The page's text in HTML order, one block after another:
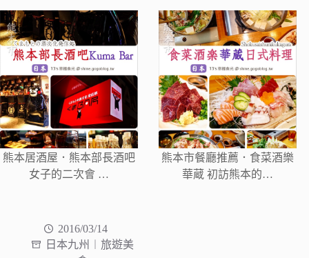
熊本居酒屋．熊本部長酒吧
女子的二次會 …
熊本市餐廳推薦．食菜酒樂
華蔵 初訪熊本的…
2016/03/14
日本九州︱旅遊美